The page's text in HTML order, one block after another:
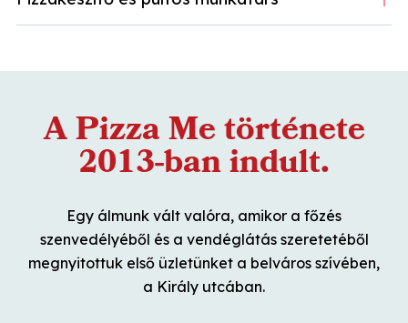
A Pizza Me története
2013-ban indult.
Egy álmunk vált valóra, amikor a főzés
szenvedélyéből és a vendéglátás szeretetéből
megnyitottuk első üzletünket a belváros szívében,
a Király utcában.